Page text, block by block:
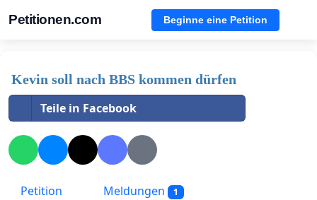
Petitionen.com Beginne eine Petition
Kevin soll nach BBS kommen dürfen
Teile in Facebook
Petition Meldungen 1